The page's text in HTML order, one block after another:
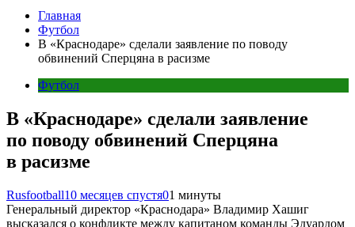
Главная
Футбол
В «Краснодаре» сделали заявление по поводу
обвинений Сперцяна в расизме
Футбол
В «Краснодаре» сделали заявление
по поводу обвинений Сперцяна
в расизме
Rusfootball10 месяцев спустя01 минуты
Генеральный директор «Краснодара» Владимир Хашиг
высказался о конфликте между капитаном команды Эдуардом